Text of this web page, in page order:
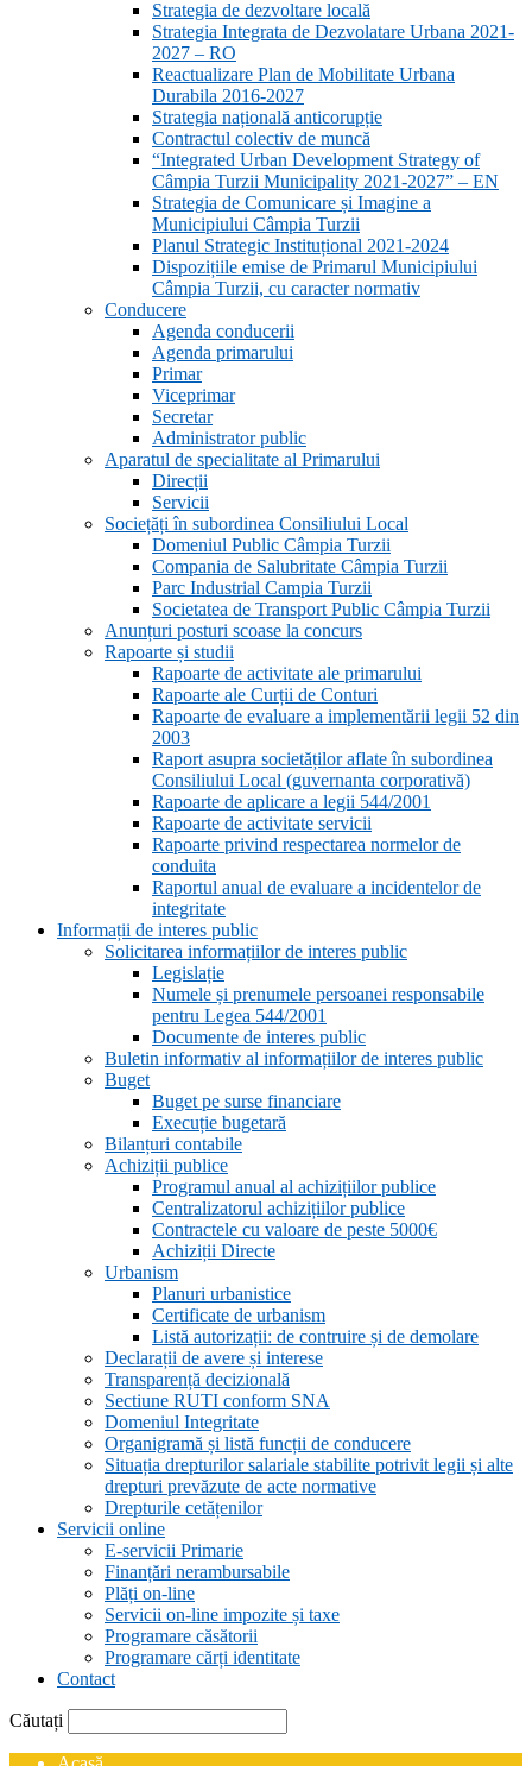
Strategia de dezvoltare locală
Strategia Integrata de Dezvolatare Urbana 2021-
2027 – RO
Reactualizare Plan de Mobilitate Urbana
Durabila 2016-2027
Strategia națională anticorupție
Contractul colectiv de muncă
“Integrated Urban Development Strategy of
Câmpia Turzii Municipality 2021-2027” – EN
Strategia de Comunicare și Imagine a
Municipiului Câmpia Turzii
Planul Strategic Instituțional 2021-2024
Dispozițiile emise de Primarul Municipiului
Câmpia Turzii, cu caracter normativ
Conducere
Agenda conducerii
Agenda primarului
Primar
Viceprimar
Secretar
Administrator public
Aparatul de specialitate al Primarului
Direcții
Servicii
Sociețăți în subordinea Consiliului Local
Domeniul Public Câmpia Turzii
Compania de Salubritate Câmpia Turzii
Parc Industrial Campia Turzii
Societatea de Transport Public Câmpia Turzii
Anunțuri posturi scoase la concurs
Rapoarte și studii
Rapoarte de activitate ale primarului
Rapoarte ale Curții de Conturi
Rapoarte de evaluare a implementării legii 52 din
2003
Raport asupra societăților aflate în subordinea
Consiliului Local (guvernanta corporativă)
Rapoarte de aplicare a legii 544/2001
Rapoarte de activitate servicii
Rapoarte privind respectarea normelor de
conduita
Raportul anual de evaluare a incidentelor de
integritate
Informații de interes public
Solicitarea informațiilor de interes public
Legislație
Numele și prenumele persoanei responsabile
pentru Legea 544/2001
Documente de interes public
Buletin informativ al informațiilor de interes public
Buget
Buget pe surse financiare
Execuție bugetară
Bilanțuri contabile
Achiziții publice
Programul anual al achizițiilor publice
Centralizatorul achizițiilor publice
Contractele cu valoare de peste 5000€
Achiziții Directe
Urbanism
Planuri urbanistice
Certificate de urbanism
Listă autorizații: de contruire și de demolare
Declarații de avere și interese
Transparență decizională
Sectiune RUTI conform SNA
Domeniul Integritate
Organigramă și listă funcții de conducere
Situația drepturilor salariale stabilite potrivit legii și alte
drepturi prevăzute de acte normative
Drepturile cetățenilor
Servicii online
E-servicii Primarie
Finanțări nerambursabile
Plăți on-line
Servicii on-line impozite și taxe
Programare căsătorii
Programare cărți identitate
Contact
Căutați